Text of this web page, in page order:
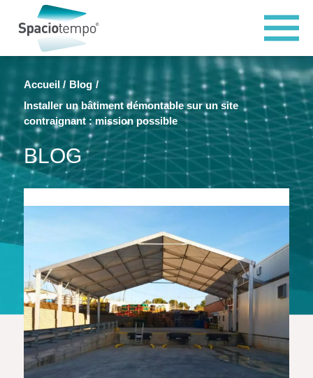
Accueil
Blog
Installer un bâtiment démontable sur un site
contraignant : mission possible
BLOG
Panneau de gestion des cookies